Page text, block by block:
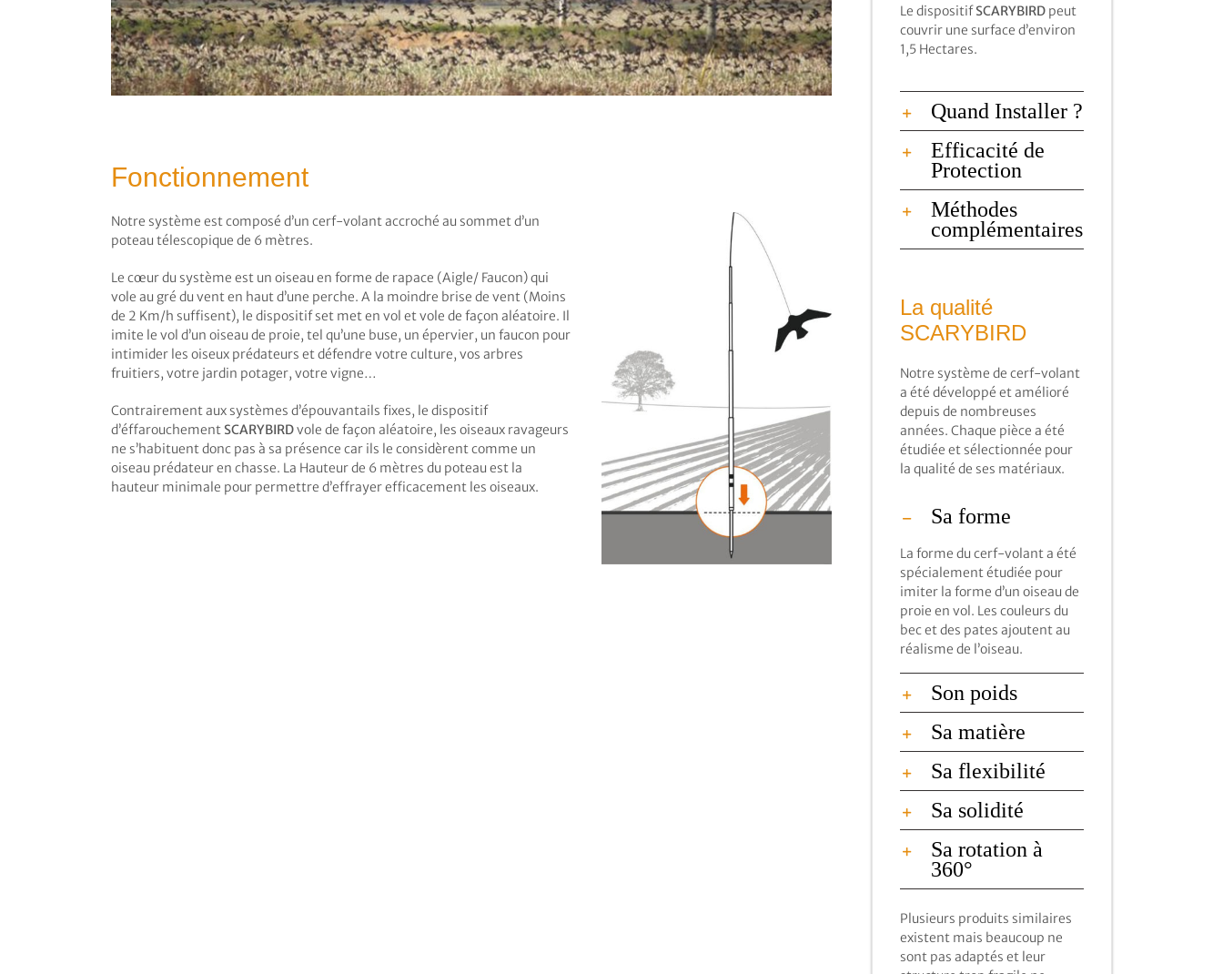
Fonctionnement
Notre système est composé d’un cerf-volant accroché au sommet d’un
poteau télescopique de 6 mètres.
Le cœur du système est un oiseau en forme de rapace (Aigle/ Faucon) qui
vole au gré du vent en haut d’une perche. A la moindre brise de vent (Moins
de 2 Km/h suffisent), le dispositif set met en vol et vole de façon aléatoire. Il
imite le vol d’un oiseau de proie, tel qu’une buse, un épervier, un faucon pour
intimider les oiseux prédateurs et défendre votre culture, vos arbres
fruitiers, votre jardin potager, votre vigne…
Contrairement aux systèmes d’épouvantails fixes, le dispositif
d’éffarouchement SCARYBIRDvole de façon aléatoire, les oiseaux ravageurs
ne s’habituent donc pas à sa présence car ils le considèrent comme un
oiseau prédateur en chasse. La Hauteur de 6 mètres du poteau est la
hauteur minimale pour permettre d’effrayer efficacement les oiseaux.
Le dispositifSCARYBIRD peut
couvrir une surface d’environ
1,5 Hectares.
Quand Installer ?
Efficacité de
Protection
Méthodes
complémentaires
La qualité
SCARYBIRD
Notre système de cerf-volant
a été développé et amélioré
depuis de nombreuses
années. Chaque pièce a été
étudiée et sélectionnée pour
la qualité de ses matériaux.
Sa forme
La forme du cerf-volant a été
spécialement étudiée pour
imiter la forme d’un oiseau de
proie en vol. Les couleurs du
bec et des pates ajoutent au
réalisme de l’oiseau.
Son poids
Sa matière
Sa flexibilité
Sa solidité
Sa rotation à
360°
Plusieurs produits similaires
existent mais beaucoup ne
sont pas adaptés et leur